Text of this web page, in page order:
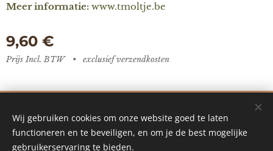
Meer informatie: www.tmoltje.be
9,60 €
Prijs Incl. BTW exclusief verzendkosten
Mogelijk gemaakt door Webnode
Wij gebruiken cookies om onze website goed te laten
functioneren en te beveiligen, en om je de best mogelijke
gebruikerservaring te bieden.